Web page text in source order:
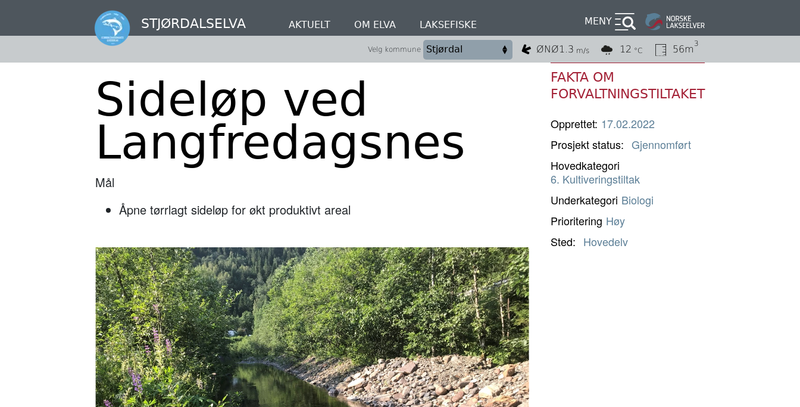
hovedinnhold
STJØRDALSELVA AKTUELT OM ELVA LAKSEFISKE MENY
Velg kommune ØNØ1.3 m/s 12 °C 56m 3
Sideløp ved
Langfredagsnes
Mål
Åpne tørrlagt sideløp for økt produktivt areal
FAKTA OM
FORVALTNINGSTILTAKET
Opprettet: 17.02.2022
Prosjekt status
Gjennomført
Hovedkategori
6. Kultiveringstiltak
Underkategori Biologi
Prioritering Høy
Sted
Hovedelv